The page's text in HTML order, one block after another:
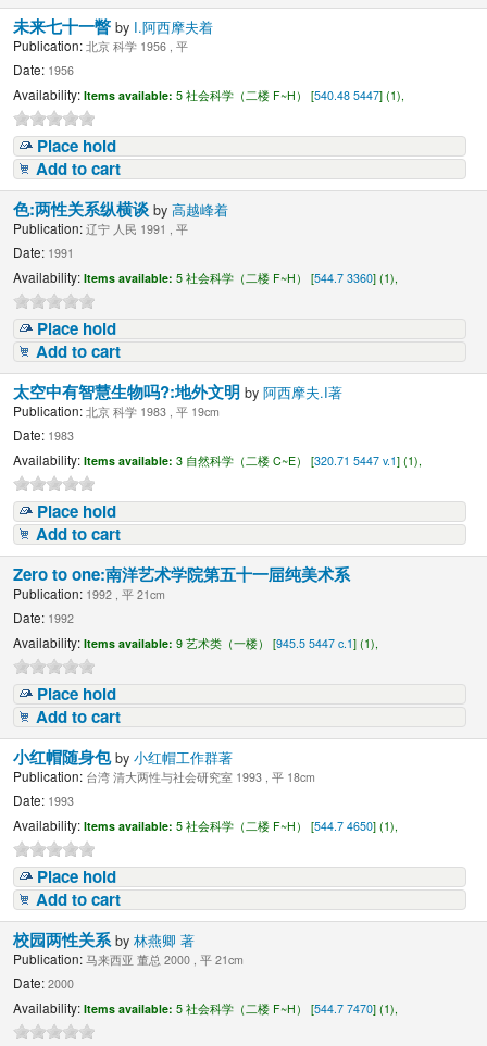
未来七十一瞥by I.阿西摩夫着
Publication: 北京 科学 1956 , 平
Date: 1956
Availability: Items available: 5 社会科学（二楼 F~H） [540.48 5447] (1),
Place hold
Add to cart
色:两性关系纵横谈by高越峰着
Publication: 辽宁 人民 1991 , 平
Date: 1991
Availability: Items available: 5 社会科学（二楼 F~H） [544.7 3360] (1),
Place hold
Add to cart
太空中有智慧生物吗?:地外文明by阿西摩夫.I著
Publication: 北京 科学 1983 , 平 19cm
Date: 1983
Availability: Items available: 3 自然科学（二楼 C~E） [320.71 5447 v.1] (1),
Place hold
Add to cart
Zero to one:南洋艺术学院第五十一屇纯美术系
Publication: 1992 , 平 21cm
Date: 1992
Availability: Items available: 9 艺术类（一楼） [945.5 5447 c.1] (1),
Place hold
Add to cart
小红帽随身包by小红帽工作群著
Publication: 台湾 清大两性与社会研究室 1993 , 平 18cm
Date: 1993
Availability: Items available: 5 社会科学（二楼 F~H） [544.7 4650] (1),
Place hold
Add to cart
校园两性关系by林燕卿 著
Publication: 马来西亚 董总 2000 , 平 21cm
Date: 2000
Availability: Items available: 5 社会科学（二楼 F~H） [544.7 7470] (1),